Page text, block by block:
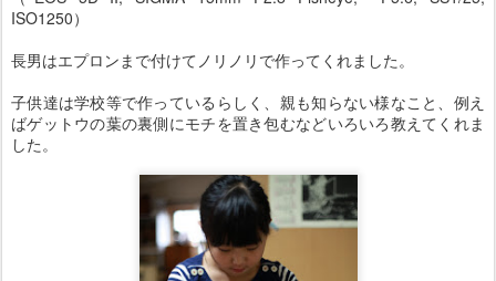
ISO1250）
長男はエプロンまで付けてノリノリで作ってくれました。
子供達は学校等で作っているらしく、親も知らない様なこと、例え
ばゲットウの葉の裏側にモチを置き包むなどいろいろ教えてくれま
した。